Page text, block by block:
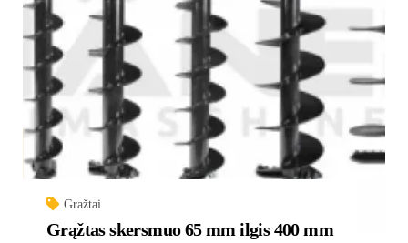
Gražtai
Grąžtas skersmuo 65 mm ilgis 400 mm